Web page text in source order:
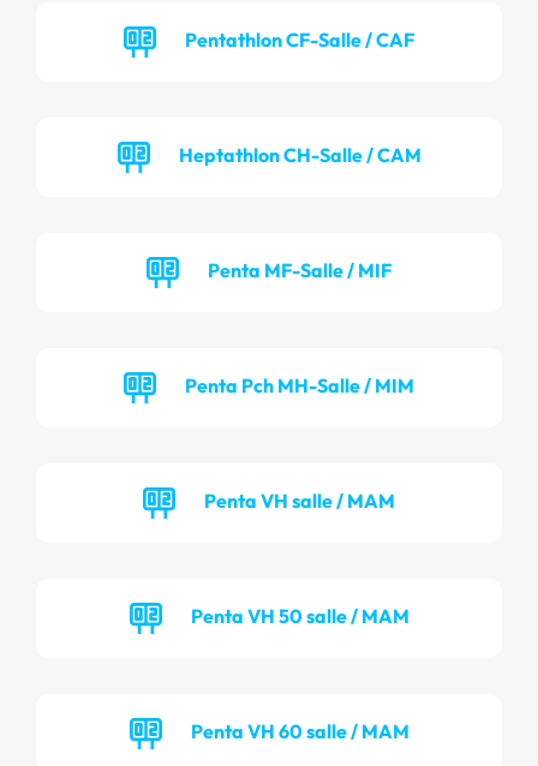
Pentathlon CF-Salle / CAF
Heptathlon CH-Salle / CAM
Penta MF-Salle / MIF
Penta Pch MH-Salle / MIM
Penta VH salle / MAM
Penta VH 50 salle / MAM
Penta VH 60 salle / MAM